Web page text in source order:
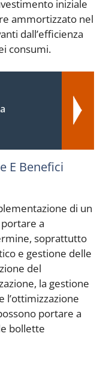
iniziale
ammortizzato nel
dall’efficienza
consumi.
E Benefici
di un
a
soprattutto
e gestione delle
del
la gestione
l’ottimizzazione
portare a
bollette